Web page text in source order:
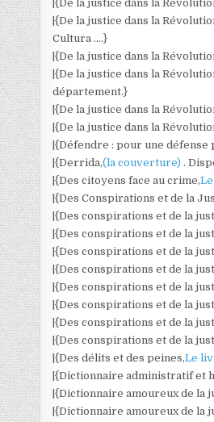
|{De la justice dans la
|{De la justice dans la
Cultura ….}
|{De la justice dans la
|{De la justice dans la
département.}
|{De la justice dans la
|{De la justice dans la
|{Défendre : pour une défense
|{Derrida,(la couverture).
|{Des citoyens face au crime,
|{Des Conspirations et de la
|{Des conspirations et de la
|{Des conspirations et de la
|{Des conspirations et de la
|{Des conspirations et de la
|{Des conspirations et de la
|{Des conspirations et de la
|{Des conspirations et de la
|{Des conspirations et de la
|{Des délits et des peines,Le
|{Dictionnaire administratif et
|{Dictionnaire amoureux de la
|{Dictionnaire amoureux de la